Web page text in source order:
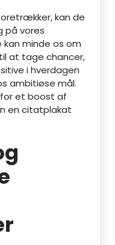
kan de
på vores
minde os om
at tage chancer,
i hverdagen
ambitiøse mål.
et boost af
en citatplakat